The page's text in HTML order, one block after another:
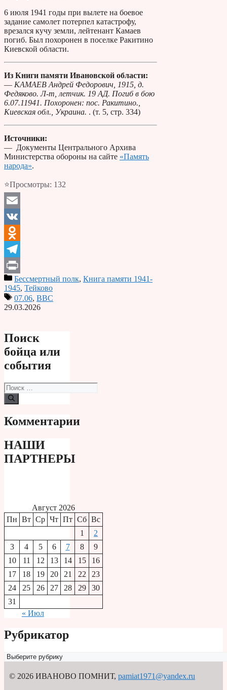
6 июля 1941 годы при вылете на боевое
задание самолет потерпел катастрофу,
врезался кучу земли, лейтенант Камаев
погиб. Был похоронен в поселке Ракитино
Киевской области.
Из Книги памяти Ивановской области:
— КАМАЕВ Андрей Федорович, 1915, д.
Федяково. Л-т, летчик. 19 АД. Погиб в бою
6.07.11941. Похоронен: пос. Ракитино.,
Киевская обл., Украина. . (т. 5, стр. 334)
Источники:
— Документы Центрального Архива
Министерства обороны на сайте «Память
народа».
⭐Просмотры: 132
Email
VK
Odnoklassniki
Telegram
PrintБессмертный полк, Книга памяти 1941-
1945, Тейково
07.06, ВВС
29.03.2026
Поиск
бойца или
события
Поиск:
Комментарии
НАШИ
ПАРТНЕРЫ
Август 2026
Пн Вт Ср Чт Пт Сб Вс
1
2
3
4 5 6 7 8
9
10
11 12 13 14 15
16
17
18 19 20 21 22
23
24
25 26 27 28 29
30
31
« Июл
Рубрикатор
Рубрикатор
© 2026 ИВАНОВО ПОМНИТ, pamiat1971@yandex.ru